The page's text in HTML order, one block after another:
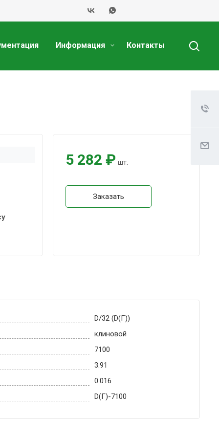
Информация Контакты
5 282 ₽ шт.
Заказать
D/32 (D(Г))
клиновой
7100
3.91
0.016
D(Г)-7100